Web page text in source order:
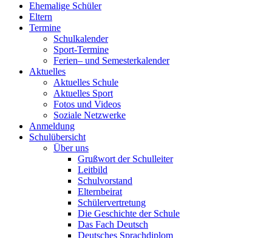
Ehemalige Schüler
Eltern
Termine
Schulkalender
Sport-Termine
Ferien– und Semesterkalender
Aktuelles
Aktuelles Schule
Aktuelles Sport
Fotos und Videos
Soziale Netzwerke
Anmeldung
Schulübersicht
Über uns
Grußwort der Schulleiter
Leitbild
Schulvorstand
Elternbeirat
Schülervertretung
Die Geschichte der Schule
Das Fach Deutsch
Deutsches Sprachdiplom